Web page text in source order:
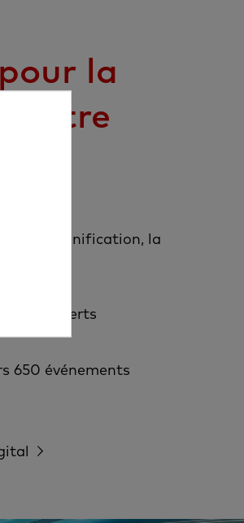
la
votre
la planification, la
100 experts
650 événements